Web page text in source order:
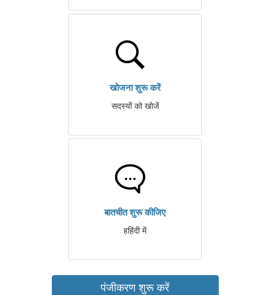
खोजना शुरू करें
सदस्यों को खोजें
बातचीत शुरू कीजिए
हहिंदी में
पंजीकरण शुरू करें